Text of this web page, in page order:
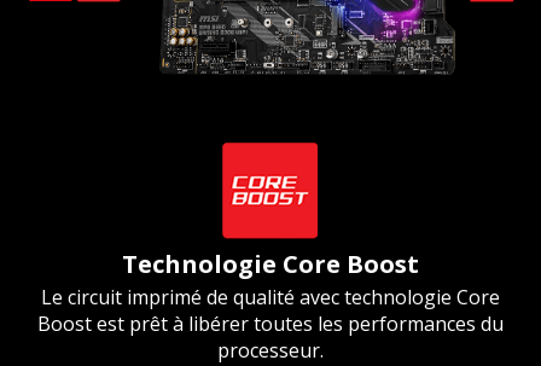
Technologie Core Boost
Le circuit imprimé de qualité avec technologie Core
Boost est prêt à libérer toutes les performances du
processeur.